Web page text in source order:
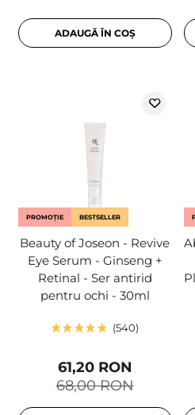
ADAUGĂ ÎN COȘ
PROMOȚIE BESTSELLER
Beauty of Joseon - Revive
Eye Serum - Ginseng +
Retinal - Ser antirid
pentru ochi - 30ml
540
68,00 RON
61,20 RON